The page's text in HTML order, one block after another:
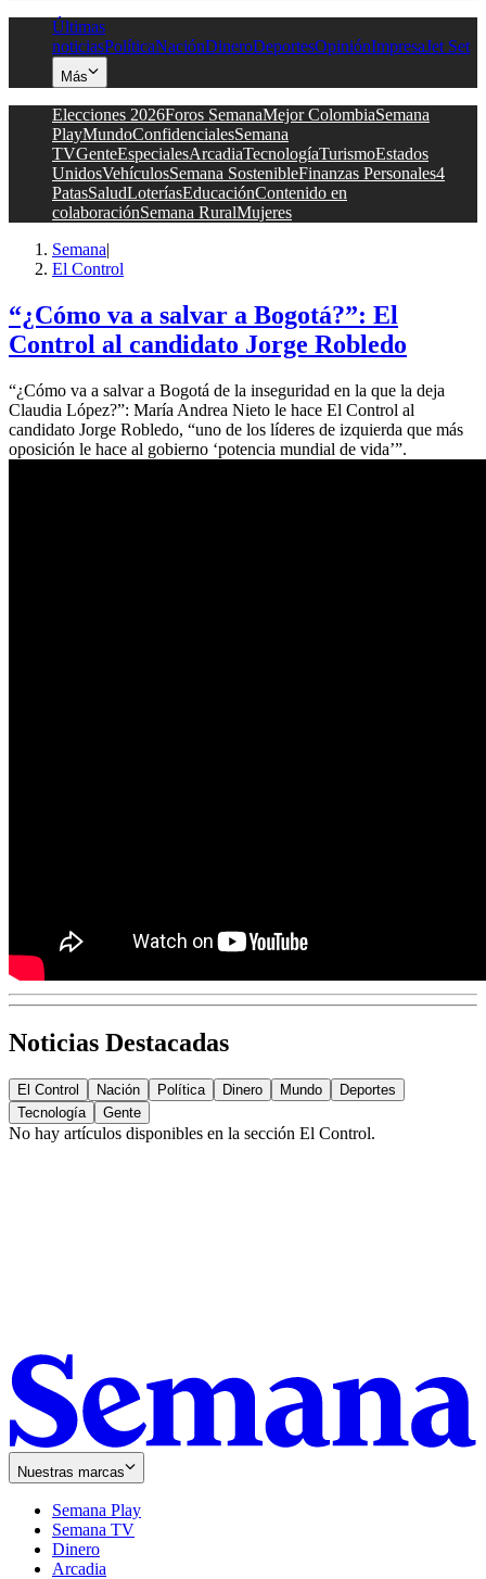
Últimas
noticiasPolíticaNaciónDineroDeportesOpiniónImpresaJet Set
Más
Elecciones 2026Foros SemanaMejor ColombiaSemana
PlayMundoConfidencialesSemana
TVGenteEspecialesArcadiaTecnologíaTurismoEstados
UnidosVehículosSemana SostenibleFinanzas Personales4
PatasSaludLoteríasEducaciónContenido en
colaboraciónSemana RuralMujeres
Semana|
El Control
“¿Cómo va a salvar a Bogotá?”: El
Control al candidato Jorge Robledo
“¿Cómo va a salvar a Bogotá de la inseguridad en la que la deja
Claudia López?”: María Andrea Nieto le hace El Control al
candidato Jorge Robledo, “uno de los líderes de izquierda que más
oposición le hace al gobierno ‘potencia mundial de vida’”.
Noticias Destacadas
El Control Nación Política Dinero Mundo
Deportes
Tecnología
Gente
No hay artículos disponibles en la sección El Control.
Nuestras marcas
Semana Play
Semana TV
Dinero
Arcadia